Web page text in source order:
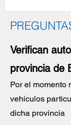
Verifican
provincia de
Por el momento
vehículos
dicha provincia